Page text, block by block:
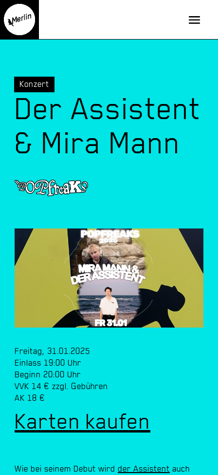
Konzert
Der Assistent
& Mira Mann
Freitag, 31.01.2025
Einlass 19:00 Uhr
Beginn 20:00 Uhr
VVK 14 € zzgl. Gebühren
AK 18 €
Karten kaufen
Wie ​bei ​seinem ​Debut ​wird ​ der ​Assistent ​auch ​